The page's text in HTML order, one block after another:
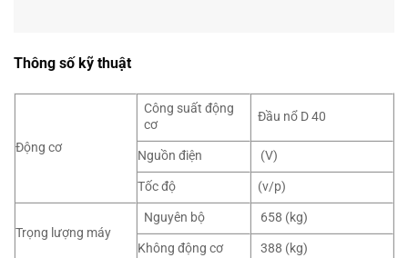
Thông số kỹ thuật
Động cơ
Công suất động
cơ
Đầu nổ D 40
Nguồn điện
(V)
Tốc độ
(v/p)
Trọng lượng máy
Nguyên bộ
658 (kg)
Không động cơ
388 (kg)